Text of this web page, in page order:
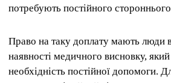
потребують постійного
Право на таку доплату мають люди
наявності медичного висновку,
необхідність постійної допомоги.